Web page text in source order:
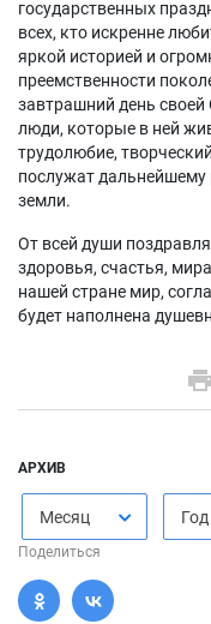
государственных
всех, кто искренне
яркой историей и
преемственности
завтрашний день
люди, которые в ней
трудолюбие,
послужат
земли.
От всей души
здоровья, счастья,
нашей стране мир,
будет наполнена
АРХИВ
Месяц Год
Поделиться